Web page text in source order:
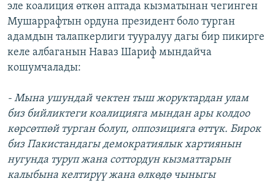
эле коалиция өткөн аптада кызматынан чегинген
Мушаррафтын ордуна президент боло турган
адамдын талапкерлиги тууралуу дагы бир пикирге
келе албаганын Наваз Шариф мындайча
кошумчалады:
- Мына ушундай чектен тыш жоруктардан улам
биз бийликтеги коалицияга мындан ары колдоо
көрсөтпөй турган болуп, оппозицияга өттүк. Бирок
биз Пакистандагы демократиялык хартиянын
нугунда туруп жана соттордун кызматтарын
калыбына келтирүү жана өлкөдө чыныгы